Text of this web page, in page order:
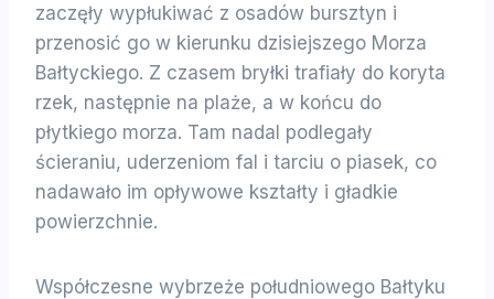
zaczęły wypłukiwać z osadów bursztyn i
przenosić go w kierunku dzisiejszego Morza
Bałtyckiego. Z czasem bryłki trafiały do koryta
rzek, następnie na plaże, a w końcu do
płytkiego morza. Tam nadal podlegały
ścieraniu, uderzeniom fal i tarciu o piasek, co
nadawało im opływowe kształty i gładkie
powierzchnie.
Współczesne wybrzeże południowego Bałtyku